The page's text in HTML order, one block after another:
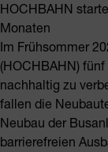
HOCHBAHN
Monaten
Im Frühsommer
(HOCHBAHN)
nachhaltig zu
fallen die
Neubau der
barrierefreien